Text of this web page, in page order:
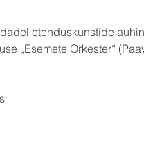
etenduskunstide
„Esemete Orkester“